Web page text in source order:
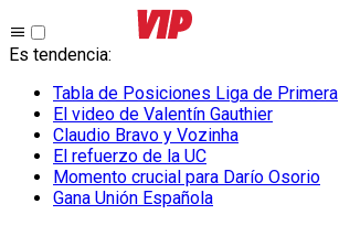
Es tendencia:
Tabla de Posiciones Liga de Primera
El video de Valentín Gauthier
Claudio Bravo y Vozinha
El refuerzo de la UC
Momento crucial para Darío Osorio
Gana Unión Española